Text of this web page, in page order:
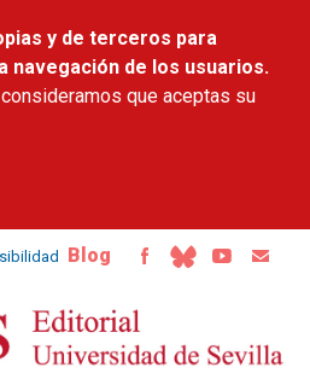
y de terceros para
navegación de los usuarios.
que aceptas su
Blog